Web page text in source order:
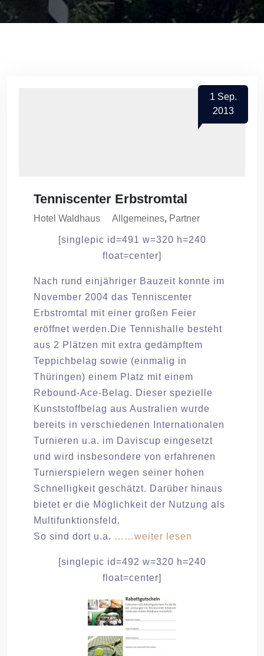
1 Sep.
2013
Tenniscenter Erbstromtal
Hotel Waldhaus Allgemeines, Partner
[singlepic id=491 w=320 h=240
float=center]
Nach rund einjähriger Bauzeit konnte im
November 2004 das Tenniscenter
Erbstromtal mit einer großen Feier
eröffnet werden.Die Tennishalle besteht
aus 2 Plätzen mit extra gedämpftem
Teppichbelag sowie (einmalig in
Thüringen) einem Platz mit einem
Rebound-Ace-Belag. Dieser spezielle
Kunststoffbelag aus Australien wurde
bereits in verschiedenen Internationalen
Turnieren u.a. im Daviscup eingesetzt
und wird insbesondere von erfahrenen
Turnierspielern wegen seiner hohen
Schnelligkeit geschätzt. Darüber hinaus
bietet er die Möglichkeit der Nutzung als
Multifunktionsfeld.
So sind dort u.a. ……weiter lesen
[singlepic id=492 w=320 h=240
float=center]